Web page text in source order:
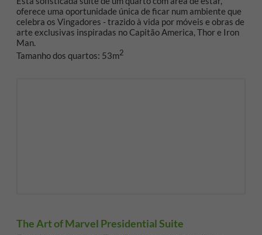
oferece uma oportunidade única de ficar num ambiente que
celebra os Vingadores - trazido à vida por móveis e obras de
arte exclusivas inspiradas no Capitão America, Thor e Iron
Man.
Tamanho dos quartos: 53m2
The Art of Marvel Presidential Suite